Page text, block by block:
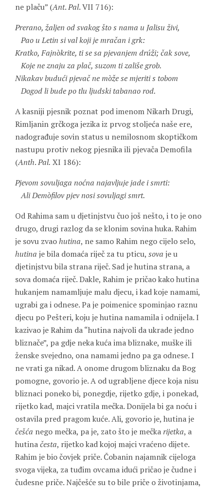
ne plaču” (Ant.Pal. VII 716):
Prerano, žaljen od svakog što s nama u Jalisu živi,
Pao u Letin si val koji je mračan i grk:
Kratko, Fajnòkrite, ti se sa pjevanjem drúži; čak sove,
Koje ne znaju za plač, suzom ti zališe grob.
Nikakav budući pjevač ne mòže se mjeriti s tobom
Dogod li bude po tlu ljudski tabanao rod.
A kasniji pjesnik poznat pod imenomNikarhDrugi,
Rimljanin grčkoga jezika iz prvog stoljeća naše ere,
nadograđuje sovin status u nemilosnom skoptičkom
nastupu protiv nekog pjesnika ili pjevačaDemofila
(Anth.Pal. XI 186):
Pjevom sovuljaga noćna najavljuje jade i smrti:
Ali Demòfilov pjev nosi sovuljagi smrt.
Od Rahima sam u djetinjstvu čuo još nešto, i to je ono
drugo, drugi razlog da se klonim sovina huka. Rahim
je sovu zvaohutina, ne samo Rahim nego cijelo selo,
hutina je bila domaća riječ za tu pticu, sova je u
djetinjstvu bila strana riječ. Sad je hutina strana, a
sova domaća riječ. Dakle, Rahim je pričao kako hutina
hukanjem namamljuje malu djecu, i kad koje namami,
ugrabi ga i odnese. Pa je poimenice spominjao raznu
djecu po Pešteri, koju je hutina namamila i odnijela. I
kazivao je Rahim da “hutina najvoli da ukrade jedno
bliznače”, pa gdje neka kuća ima bliznake, muške ili
ženske svejedno, ona namami jedno pa ga odnese. I
ne vrati ga nikad. A onome drugom bliznaku da Bog
pomogne, govorio je. A od ugrabljene djece koja nisu
bliznaci poneko bi, ponegdje, rijetko gdje, i ponekad,
rijetko kad, majci vratila mečka. Donijela bi ga noću i
ostavila pred pragom kuće. Ali, govorio je, hutina je
češća nego mečka, pa je, zato što je mečkarijetka, a
hutinačesta, rijetko kad kojoj majci vraćeno dijete.
Rahim je bio čovjek priče. Čobanin najamnik cijeloga
svoga vijeka, za tuđim ovcama idući pričao je čudne i
čudesne priče. Najčešće su to bile priče o životinjama,